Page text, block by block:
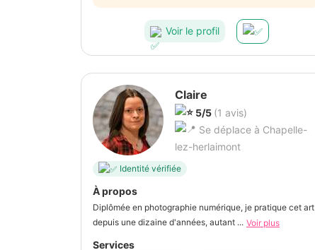
Voir le profil
Claire
5/5 (1 avis)
Se déplace à Chapelle-
lez-herlaimont
Identité vérifiée
À propos
Diplômée en photographie numérique, je pratique cet art
depuis une dizaine d'années, autant ... Voir plus
Services